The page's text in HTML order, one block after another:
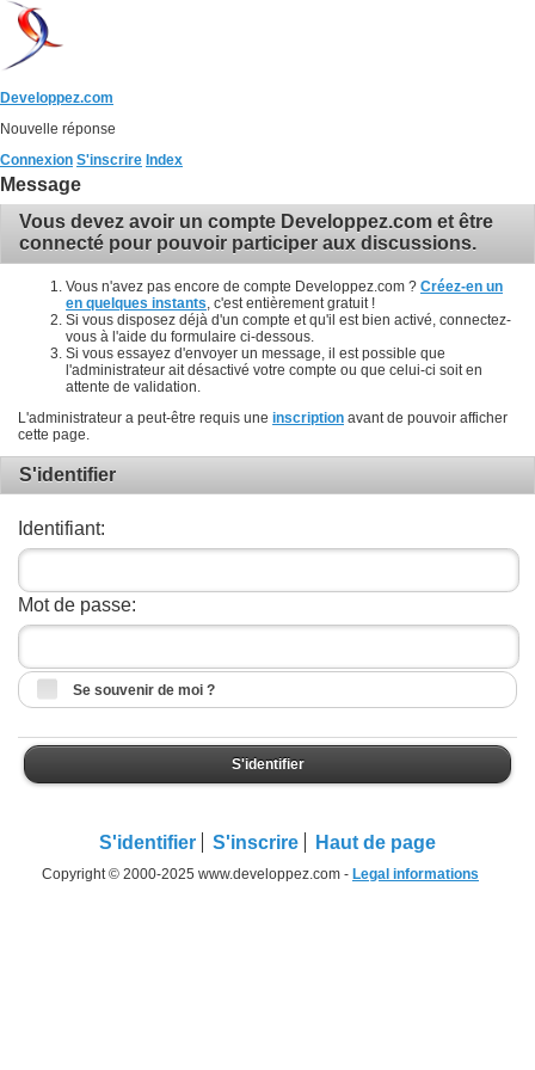
Developpez.com
Nouvelle réponse
Connexion S'inscrire Index
Message
Vous devez avoir un compte Developpez.com et être
connecté pour pouvoir participer aux discussions.
Vous n'avez pas encore de compte Developpez.com ? Créez-en un
en quelques instants , c'est entièrement gratuit !
Si vous disposez déjà d'un compte et qu'il est bien activé, connectez-
vous à l'aide du formulaire ci-dessous.
Si vous essayez d'envoyer un message, il est possible que
l'administrateur ait désactivé votre compte ou que celui-ci soit en
attente de validation.
L'administrateur a peut-être requis une inscription avant de pouvoir afficher
cette page.
S'identifier
Identifiant:
Mot de passe:
Se souvenir de moi ?
S'identifier
S'identifier S'inscrire Haut de page
Copyright © 2000-2025 www.developpez.com - Legal informations